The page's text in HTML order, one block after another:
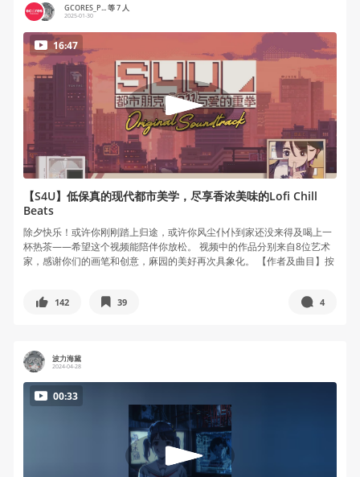
GCORES_P... 等 7 人
2025-01-30
16:47
【S4U】低保真的现代都市美学，尽享香浓美味的Lofi Chill
Beats
除夕快乐！或许你刚刚踏上归途，或许你风尘仆仆到家还没来得及喝上一
杯热茶——希望这个视频能陪伴你放松。 视频中的作品分别来自8位艺术
家，感谢你们的画笔和创意，麻园的美好再次具象化。 【作者及曲目】按
142 39 4
波力海黛
2024-04-28
00:33